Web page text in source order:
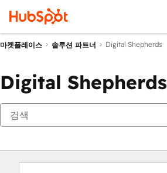
마켓플레이스 솔루션 파트너 Digital Shepherds
Digital Shepherds